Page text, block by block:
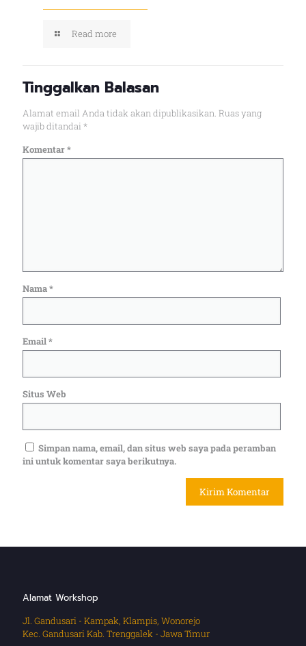
Read more
Tinggalkan Balasan
Alamat email Anda tidak akan dipublikasikan. Ruas yang
wajib ditandai *
Komentar*
Nama*
Email*
Situs Web
Simpan nama, email, dan situs web saya pada peramban
ini untuk komentar saya berikutnya.
Alamat Workshop
Jl. Gandusari - Kampak, Klampis, Wonorejo
Kec. Gandusari Kab. Trenggalek - Jawa Timur